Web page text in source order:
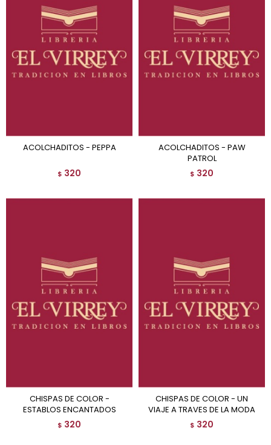
ACOLCHADITOS - PEPPA
$ 320
ACOLCHADITOS - PAW
PATROL
$ 320
CHISPAS DE COLOR -
ESTABLOS ENCANTADOS
$ 320
CHISPAS DE COLOR - UN
VIAJE A TRAVES DE LA MODA
$ 320